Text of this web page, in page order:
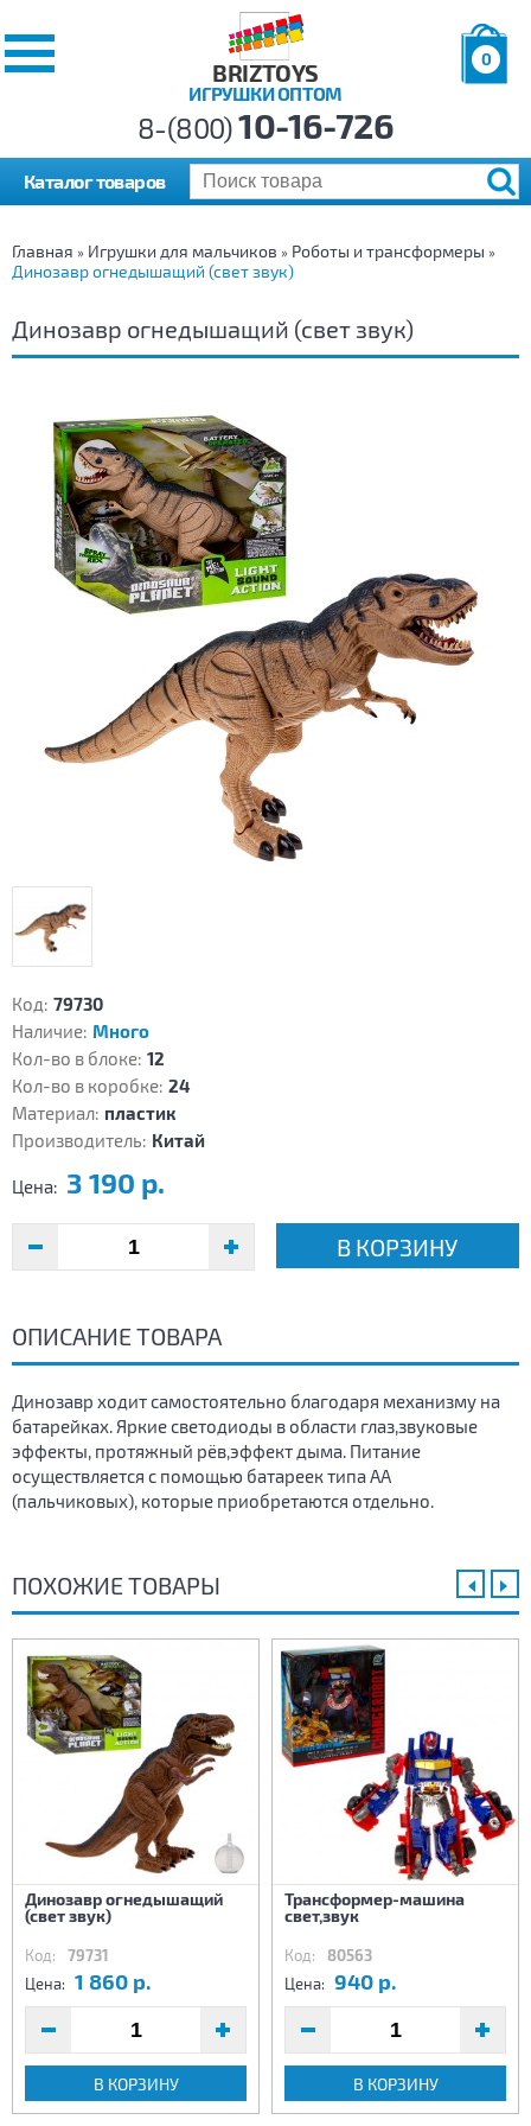
BRIZTOYS
ИГРУШКИ ОПТОМ
0
р.
8-(800)10-16-726
Каталог товаров
Главная » Игрушки для мальчиков » Роботы и трансформеры »
Динозавр огнедышащий (свет звук)
Динозавр огнедышащий (свет звук)
Код: 79730
Наличие: Много
Кол-во в блоке: 12
Кол-во в коробке: 24
Материал: пластик
Производитель: Китай
Цена: 3 190 р.
В КОРЗИНУ
ОПИСАНИЕ ТОВАРА
Динозавр ходит самостоятельно благодаря механизму на
батарейках. Яркие светодиоды в области глаз,звуковые
эффекты, протяжный рёв,эффект дыма. Питание
осуществляется с помощью батареек типа АА
(пальчиковых), которые приобретаются отдельно.
ПОХОЖИЕ ТОВАРЫ
Динозавр огнедышащий
(свет звук)
Код: 79731
Цена: 1 860 р.
В КОРЗИНУ
Трансформер-машина
свет,звук
Код: 80563
Цена: 940 р.
В КОРЗИНУ